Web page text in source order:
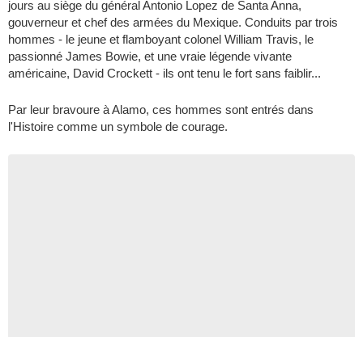
jours au siège du général Antonio Lopez de Santa Anna,
gouverneur et chef des armées du Mexique. Conduits par trois
hommes - le jeune et flamboyant colonel William Travis, le
passionné James Bowie, et une vraie légende vivante
américaine, David Crockett - ils ont tenu le fort sans faiblir...
Par leur bravoure à Alamo, ces hommes sont entrés dans
l'Histoire comme un symbole de courage.